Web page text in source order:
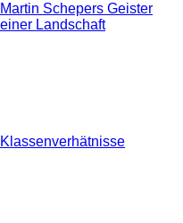
Martin Schepers Geister
einer Landschaft
Klassenverhätnisse